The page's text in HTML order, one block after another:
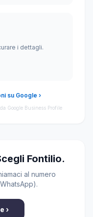
i dettagli.
su Google ›
Google Business Profile
Fontilio.
al numero
›